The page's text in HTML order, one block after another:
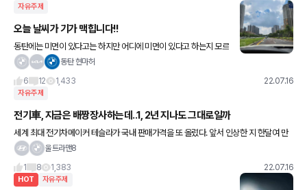
자유주제
오늘 날씨가 기가 맥힙니다!!
동탄에는 미먼이 있다고는 하지만 어디에 미먼이 있다고 하는지 모르
겠네요ㅋㅋㅋ 집에 들어가는길에 찍어보았습니다ㅋㅋㅋ
동탄 현마허
6
12 1,433 22.07.16
자유주제
전기車, 지금은 배짱장사하는데..1, 2년 지나도 그대로일까
세계 최대 전기차메이커 테슬라가 국내 판매가격을 또 올렸다. 앞서 인상한 지 한달여 만
이다. 16일 테슬라 코리아 홈페이지를 보면, 모델3 롱레인지는 8469만7000원으로 직
울트라맨8
1
8 1,383 22.07.16
HOT 자유주제